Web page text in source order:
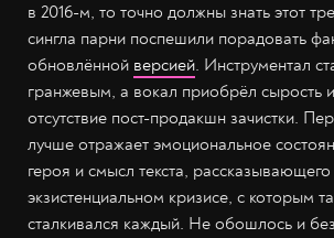
в 2016-м, то точно должны знать этот
сингла парни поспешили порадовать
обновлённой версией. Инструментал
гранжевым, а вокал приобрёл сырость
отсутствие пост-продакшн зачистки.
лучше отражает эмоциональное
героя и смысл текста,
экзистенциальном кризисе, с которым
сталкивался каждый. Не обошлось и